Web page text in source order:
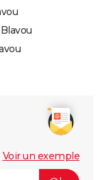
Voir un exemple